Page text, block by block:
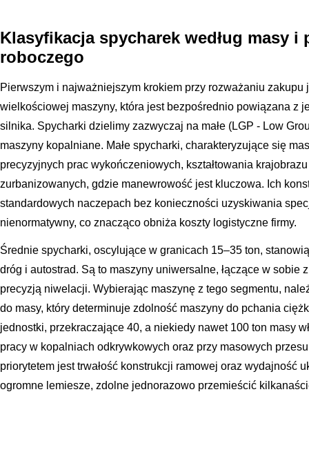
Klasyfikacja spycharek według masy i
roboczego
Pierwszym i najważniejszym krokiem przy rozważaniu
wielkościowej maszyny, która jest bezpośrednio powiązana z
silnika. Spycharki dzielimy zazwyczaj na małe (LGP - Low
maszyny kopalniane. Małe spycharki, charakteryzujące się
precyzyjnych prac wykończeniowych, kształtowania
zurbanizowanych, gdzie manewrowość jest kluczowa. Ich
standardowych naczepach bez konieczności uzyskiwania
nienormatywny, co znacząco obniża koszty logistyczne firmy.
Średnie spycharki, oscylujące w granicach 15–35 ton,
dróg i autostrad. Są to maszyny uniwersalne, łączące w sobie
precyzją niwelacji. Wybierając maszynę z tego segmentu,
do masy, który determinuje zdolność maszyny do pchania
jednostki, przekraczające 40, a niekiedy nawet 100 ton masy
pracy w kopalniach odkrywkowych oraz przy masowych
priorytetem jest trwałość konstrukcji ramowej oraz wydajność
ogromne lemiesze, zdolne jednorazowo przemieścić